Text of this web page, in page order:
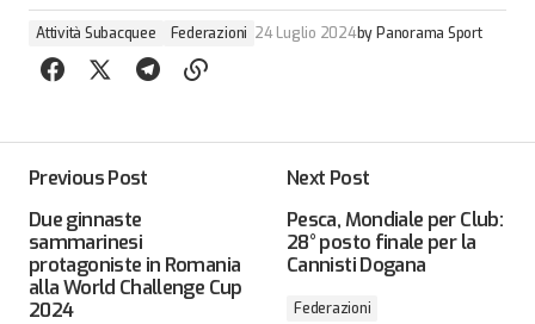
Attività Subacquee Federazioni 24 Luglio 2024byPanorama Sport
Previous Post
Due ginnaste
sammarinesi
protagoniste in Romania
alla World Challenge Cup
2024
Next Post
Pesca, Mondiale per Club:
28° posto finale per la
Cannisti Dogana
Federazioni